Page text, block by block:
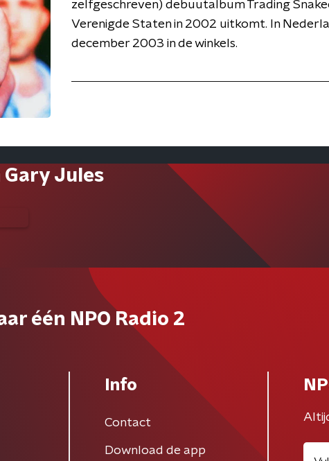
zelfgeschreven) debuutalbum Trading
Verenigde Staten in 2002 uitkomt. In
december 2003 in de winkels.
Gary Jules
één NPO Radio 2
Info
Contact
Download de app